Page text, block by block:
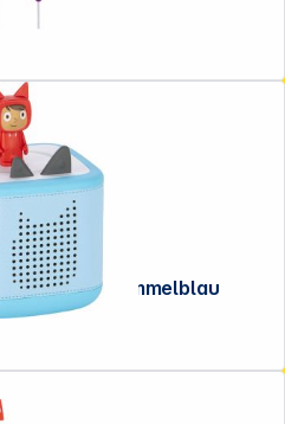
Tonies Toniebox 2 Classic Starterset Himmelblau
- Alle Rechte vorbehalten.